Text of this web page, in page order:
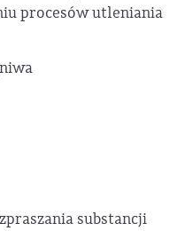
procesów utleniania
substancji